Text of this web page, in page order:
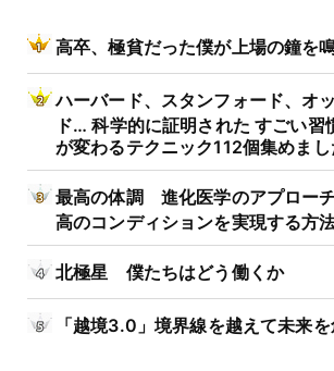
高卒、極貧だった僕が上場の鐘を
ハーバード、スタンフォード、オ
ド… 科学的に証明された すごい習
が変わるテクニック112個集めまし
最高の体調 進化医学のアプロー
高のコンディションを実現する方
北極星 僕たちはどう働くか
「越境3.0」境界線を越えて未来